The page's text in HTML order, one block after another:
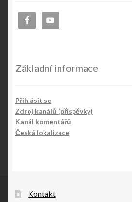
Základní informace
Přihlásit se
Zdroj kanálů (příspěvky)
Kanál komentářů
Česká lokalizace
Kontakt